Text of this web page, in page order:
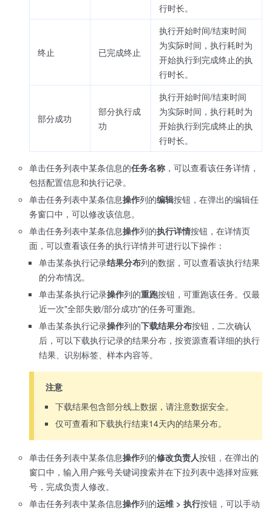
行时长。
终止 已完成终止
执行开始时间/结束时间
为实际时间，执行耗时为
开始执行到完成终止的执
行时长。
部分成功
部分执行成
功
执行开始时间/结束时间
为实际时间，执行耗时为
开始执行到完成终止的执
行时长。
单击任务列表中某条信息的任务名称 ，可以查看该任务详情，
包括配置信息和执行记录。
单击任务列表中某条信息操作列的编辑按钮，在弹出的编辑任
务窗口中，可以修改该信息。
单击任务列表中某条信息操作列的执行详情按钮，在详情页
面，可以查看该任务的执行详情并可进行以下操作：
单击某条执行记录结果分布列的数据，可以查看该执行结果
的分布情况。
单击某条执行记录操作列的重跑按钮，可重跑该任务。仅最
近一次"全部失败/部分成功"的任务可重跑。
单击某条执行记录操作列的下载结果分布按钮，二次确认
后，可以下载执行记录的结果分布，按资源查看详细的执行
结果、识别标签、样本内容等。
注意
下载结果包含部分线上数据，请注意数据安全。
仅可查看和下载执行结束14天内的结果分布。
单击任务列表中某条信息操作列的修改负责人按钮，在弹出的
窗口中，输入用户账号关键词搜索并在下拉列表中选择对应账
号，完成负责人修改。
单击任务列表中某条信息操作列的运维 > 执行按钮，可以手动